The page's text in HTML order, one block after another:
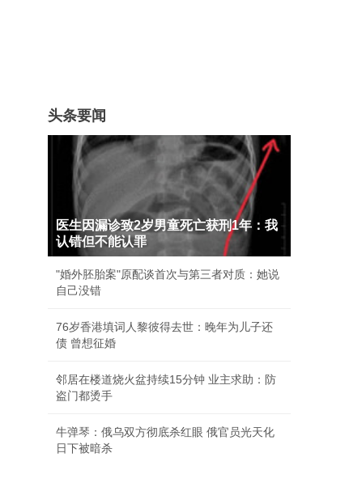
头条要闻
医生因漏诊致2岁男童死亡获刑1年：我
认错但不能认罪
"婚外胚胎案"原配谈首次与第三者对质：她说
自己没错
76岁香港填词人黎彼得去世：晚年为儿子还
债 曾想征婚
邻居在楼道烧火盆持续15分钟 业主求助：防
盗门都烫手
牛弹琴：俄乌双方彻底杀红眼 俄官员光天化
日下被暗杀